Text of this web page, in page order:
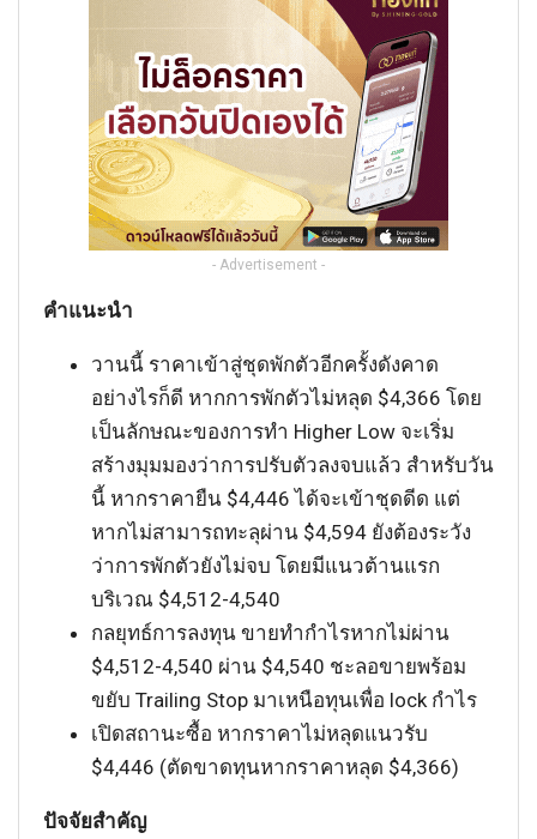
- Advertisement -
คำแนะนำ
วานนี้ ราคาเข้าสู่ชุดพักตัวอีกครั้งดังคาด
อย่างไรก็ดี หากการพักตัวไม่หลุด $4,366 โดย
เป็นลักษณะของการทำ Higher Low จะเริ่ม
สร้างมุมมองว่าการปรับตัวลงจบแล้ว สำหรับวัน
นี้ หากราคายืน $4,446 ได้จะเข้าชุดดีด แต่
หากไม่สามารถทะลุผ่าน $4,594 ยังต้องระวัง
ว่าการพักตัวยังไม่จบ โดยมีแนวต้านแรก
บริเวณ $4,512-4,540
กลยุทธ์การลงทุน ขายทำกำไรหากไม่ผ่าน
$4,512-4,540 ผ่าน $4,540 ชะลอขายพร้อม
ขยับ Trailing Stop มาเหนือทุนเพื่อ lock กำไร
เปิดสถานะซื้อ หากราคาไม่หลุดแนวรับ
$4,446 (ตัดขาดทุนหากราคาหลุด $4,366)
ปัจจัยสำคัญ